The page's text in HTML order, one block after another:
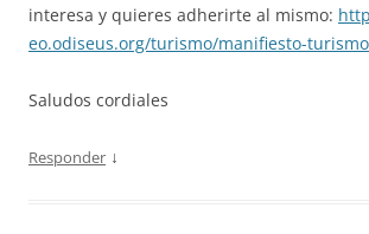
interesa y quieres adherirte al mismo:
eo.odiseus.org/turismo/manifiesto-
Saludos cordiales
Responder ↓